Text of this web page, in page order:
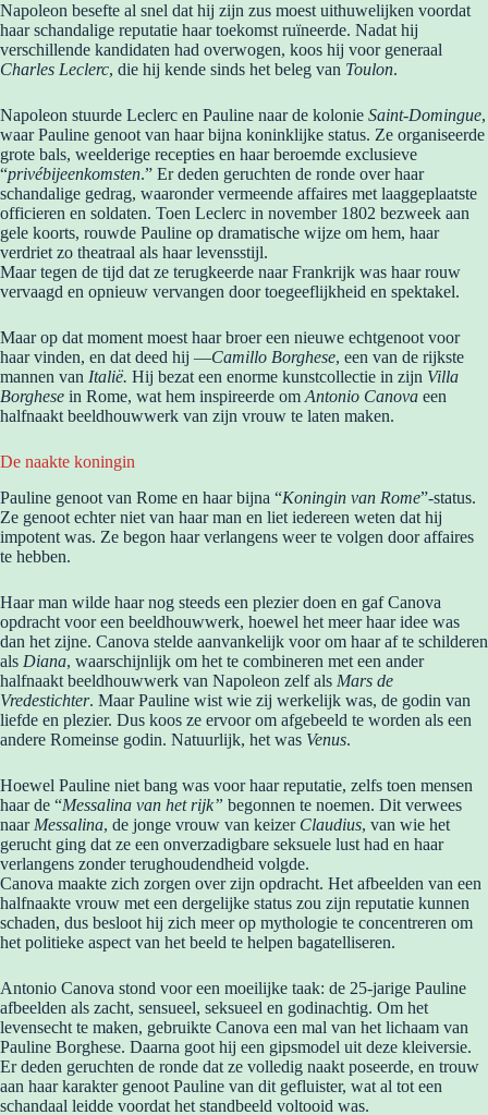
Napoleon besefte al snel dat hij zijn zus moest uithuwelijken voordat
haar schandalige reputatie haar toekomst ruïneerde. Nadat hij
verschillende kandidaten had overwogen, koos hij voor generaal
Charles Leclerc, die hij kende sinds het beleg van Toulon.
Napoleon stuurde Leclerc en Pauline naar de kolonie Saint-Domingue,
waar Pauline genoot van haar bijna koninklijke status. Ze organiseerde
grote bals, weelderige recepties en haar beroemde exclusieve
“privébijeenkomsten.” Er deden geruchten de ronde over haar
schandalige gedrag, waaronder vermeende affaires met laaggeplaatste
officieren en soldaten. Toen Leclerc in november 1802 bezweek aan
gele koorts, rouwde Pauline op dramatische wijze om hem, haar
verdriet zo theatraal als haar levensstijl.
Maar tegen de tijd dat ze terugkeerde naar Frankrijk was haar rouw
vervaagd en opnieuw vervangen door toegeeflijkheid en spektakel.
Maar op dat moment moest haar broer een nieuwe echtgenoot voor
haar vinden, en dat deed hij —Camillo Borghese, een van de rijkste
mannen van Italië. Hij bezat een enorme kunstcollectie in zijn Villa
Borghese in Rome, wat hem inspireerde om Antonio Canova een
halfnaakt beeldhouwwerk van zijn vrouw te laten maken.
De naakte koningin
Pauline genoot van Rome en haar bijna “Koningin van Rome”-status.
Ze genoot echter niet van haar man en liet iedereen weten dat hij
impotent was. Ze begon haar verlangens weer te volgen door affaires
te hebben.
Haar man wilde haar nog steeds een plezier doen en gaf Canova
opdracht voor een beeldhouwwerk, hoewel het meer haar idee was
dan het zijne. Canova stelde aanvankelijk voor om haar af te schilderen
als Diana, waarschijnlijk om het te combineren met een ander
halfnaakt beeldhouwwerk van Napoleon zelf als Mars de
Vredestichter. Maar Pauline wist wie zij werkelijk was, de godin van
liefde en plezier. Dus koos ze ervoor om afgebeeld te worden als een
andere Romeinse godin. Natuurlijk, het was Venus.
Hoewel Pauline niet bang was voor haar reputatie, zelfs toen mensen
haar de “Messalina van het rijk” begonnen te noemen. Dit verwees
naar Messalina, de jonge vrouw van keizer Claudius, van wie het
gerucht ging dat ze een onverzadigbare seksuele lust had en haar
verlangens zonder terughoudendheid volgde.
Canova maakte zich zorgen over zijn opdracht. Het afbeelden van een
halfnaakte vrouw met een dergelijke status zou zijn reputatie kunnen
schaden, dus besloot hij zich meer op mythologie te concentreren om
het politieke aspect van het beeld te helpen bagatelliseren.
Antonio Canova stond voor een moeilijke taak: de 25-jarige Pauline
afbeelden als zacht, sensueel, seksueel en godinachtig. Om het
levensecht te maken, gebruikte Canova een mal van het lichaam van
Pauline Borghese. Daarna goot hij een gipsmodel uit deze kleiversie.
Er deden geruchten de ronde dat ze volledig naakt poseerde, en trouw
aan haar karakter genoot Pauline van dit gefluister, wat al tot een
schandaal leidde voordat het standbeeld voltooid was.